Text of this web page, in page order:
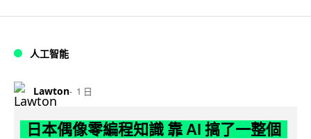
人工智能
Lawton 1 日
日本偶像零編程知識 靠 AI 搞了一整個